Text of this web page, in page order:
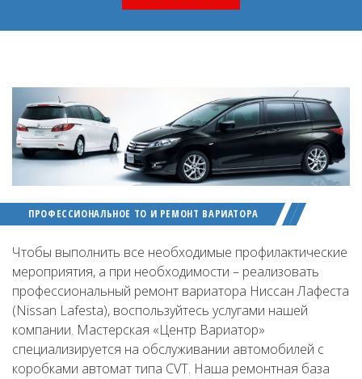
ПРОФЕССИОНАЛЬНОЕ ТО И РЕМОНТ ВАРИАТОРА
Чтобы выполнить все необходимые профилактические
мероприятия, а при необходимости – реализовать
профессиональный ремонт вариатора Ниссан Лафеста
(Nissan Lafesta), воспользуйтесь услугами нашей
компании. Мастерская «Центр Вариатор»
специализируется на обслуживании автомобилей с
коробками автомат типа CVT. Наша ремонтная база